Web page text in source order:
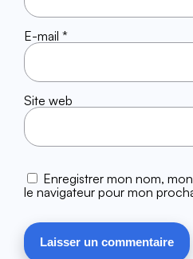
E-mail *
Site web
Enregistrer mon nom,
le navigateur pour mon